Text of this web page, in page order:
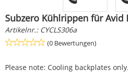
Subzero Kühlrippen für Avid
Artikelnr.: CYCLS306a
(0 Bewertungen)
Please note: Cooling backplates